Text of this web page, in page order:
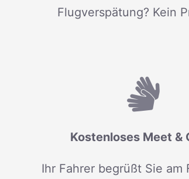
Flugverspätung? Kein
Kostenloses Meet &
Ihr Fahrer begrüßt Sie am